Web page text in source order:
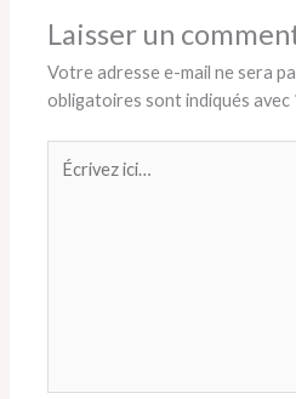
Laisser un
Votre adresse e-mail ne sera
obligatoires sont indiqués avec
ici…